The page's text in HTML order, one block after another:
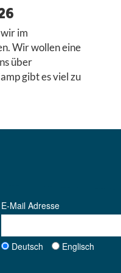
im
Wir wollen eine
über
gibt es viel zu
E-Mail Adresse
Deutsch
Englisch